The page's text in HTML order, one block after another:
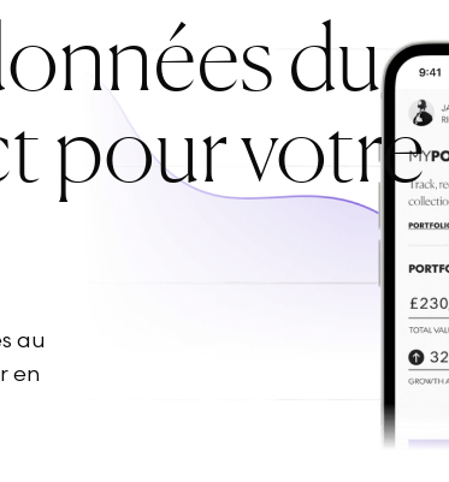
du
pour votre
au
en